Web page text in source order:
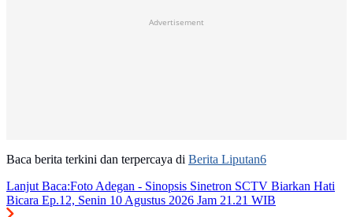
Advertisement
Baca berita terkini dan terpercaya di Berita Liputan6
Lanjut Baca:Foto Adegan - Sinopsis Sinetron SCTV Biarkan Hati
Bicara Ep.12, Senin 10 Agustus 2026 Jam 21.21 WIB